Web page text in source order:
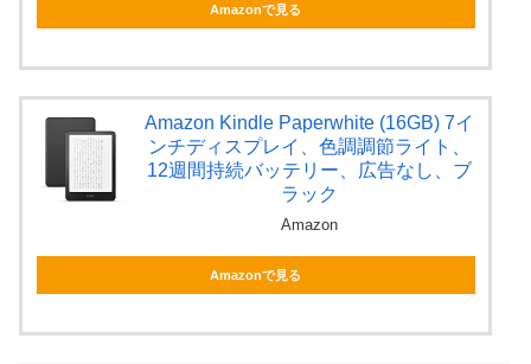
Amazonで見る
Amazon Kindle Paperwhite (16GB) 7イ
ンチディスプレイ、色調調節ライト、
12週間持続バッテリー、広告なし、ブ
ラック
Amazon
Amazonで見る